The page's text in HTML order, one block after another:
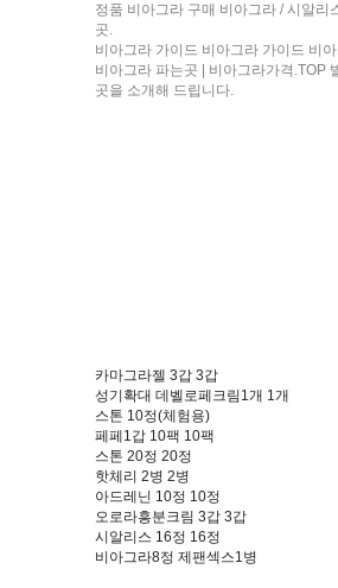
정품 비아그라 구매 비아그라 / 시알
곳.
비아그라 가이드 비아그라 가이드 비
비아그라 파는곳 | 비아그라가격.TOP
곳을 소개해 드립니다.
카마그라젤 3갑 3갑
성기확대 데벨로페크림1개 1개
스톤 10정(체험용)
페페1갑 10팩 10팩
스톤 20정 20정
핫체리 2병 2병
아드레닌 10정 10정
오로라흥분크림 3갑 3갑
시알리스 16정 16정
비아그라8정 제팬섹스1병